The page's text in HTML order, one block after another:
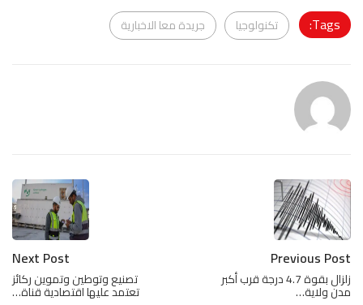
Tags: تكنولوجيا جريدة معا الاخبارية
Previous Post
زلزال بقوة 4.7 درجة قرب أكبر
مدن ولاية…
Next Post
تصنيع وتوطين وتموين ركائز
تعتمد عليها اقتصادية قناة…